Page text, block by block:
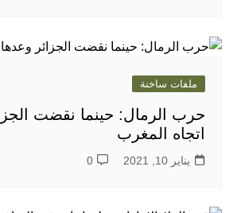
ملفات ساخنة
حرب الرمال: حينما نقضت
اتجاه المغرب
يناير 10, 2021 0